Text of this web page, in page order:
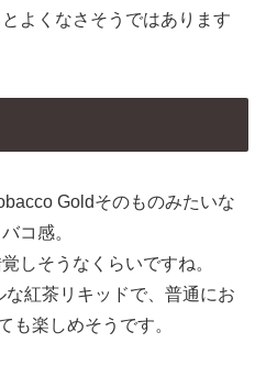
よくなさそうではあります
Goldそのものみたいな
コ感。
しそうなくらいですね。
紅茶リキッドで、普通にお
も楽しめそうです。